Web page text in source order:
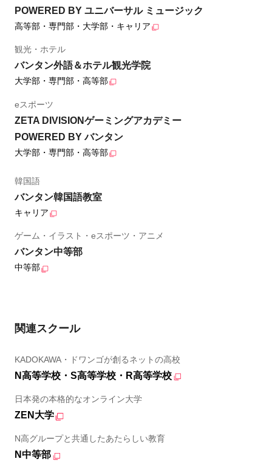
POWERED BY ユニバーサル ミュージック
高等部・専門部・大学部・キャリア
観光・ホテル
バンタン外語＆ホテル観光学院
大学部・専門部・高等部
eスポーツ
ZETA DIVISIONゲーミングアカデミー
POWERED BY バンタン
大学部・専門部・高等部
韓国語
バンタン韓国語教室
キャリア
ゲーム・イラスト・eスポーツ・アニメ
バンタン中等部
中等部
関連スクール
KADOKAWA・ドワンゴが創るネットの高校
N高等学校・S高等学校・R高等学校
日本発の本格的なオンライン大学
ZEN大学
N高グループと共通したあたらしい教育
N中等部